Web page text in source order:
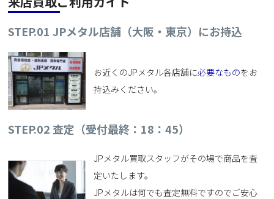
STEP.01 JPメタル店舗（大阪・東京）にお持込
お近くのJPメタル各店舗に必要なものをお
持込みください。
STEP.02 査定（受付最終：18：45）
JPメタル買取スタッフがその場で商品を査
定いたします。
JPメタルは何でも査定無料ですのでご安心